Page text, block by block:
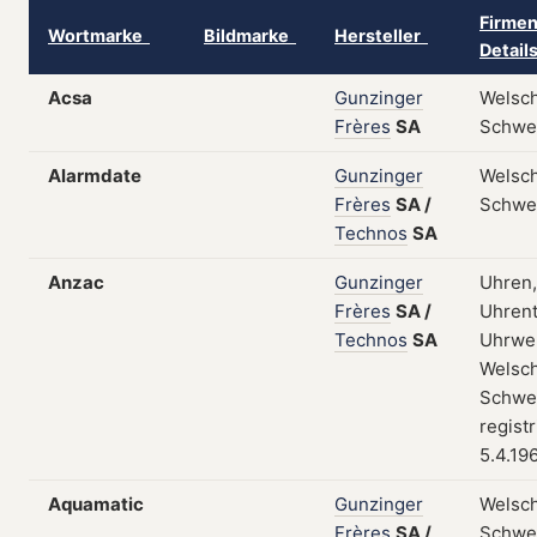
Wortmarke Bildmarke Hersteller
Acsa
Gunzinger
Frères SA
Alarmdate
Gunzinger
Frères SA/
Technos SA
Anzac
Gunzinger
Frères SA/
Technos SA
Uhren,
Aquamatic
Gunzinger